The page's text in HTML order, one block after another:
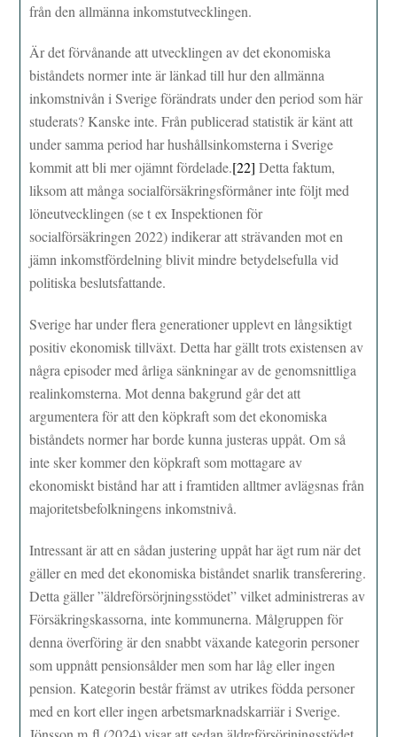
från den allmänna inkomstutvecklingen.
Är det förvånande att utvecklingen av det ekonomiska
biståndets normer inte är länkad till hur den allmänna
inkomstnivån i Sverige förändrats under den period som här
studerats? Kanske inte. Från publicerad statistik är känt att
under samma period har hushållsinkomsterna i Sverige
kommit att bli mer ojämnt fördelade.[22] Detta faktum,
liksom att många socialförsäkringsförmåner inte följt med
löneutvecklingen (se t ex Inspektionen för
socialförsäkringen 2022) indikerar att strävanden mot en
jämn inkomstfördelning blivit mindre betydelsefulla vid
politiska beslutsfattande.
Sverige har under flera generationer upplevt en långsiktigt
positiv ekonomisk tillväxt. Detta har gällt trots existensen av
några episoder med årliga sänkningar av de genomsnittliga
realinkomsterna. Mot denna bakgrund går det att
argumentera för att den köpkraft som det ekonomiska
biståndets normer har borde kunna justeras uppåt. Om så
inte sker kommer den köpkraft som mottagare av
ekonomiskt bistånd har att i framtiden alltmer avlägsnas från
majoritetsbefolkningens inkomstnivå.
Intressant är att en sådan justering uppåt har ägt rum när det
gäller en med det ekonomiska biståndet snarlik transferering.
Detta gäller ”äldreförsörjningsstödet” vilket administreras av
Försäkringskassorna, inte kommunerna. Målgruppen för
denna överföring är den snabbt växande kategorin personer
som uppnått pensionsålder men som har låg eller ingen
pension. Kategorin består främst av utrikes födda personer
med en kort eller ingen arbetsmarknadskarriär i Sverige.